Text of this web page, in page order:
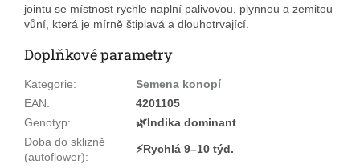
jointu se místnost rychle naplní palivovou, plynnou a zemitou
vůní, která je mírně štiplavá a dlouhotrvající.
Doplňkové parametry
Kategorie:
Semena konopí
EAN:
4201105
Genotyp:
🌿Indika dominant
Doba do sklizně
(autoflower):
⚡Rychlá 9–10 týd.